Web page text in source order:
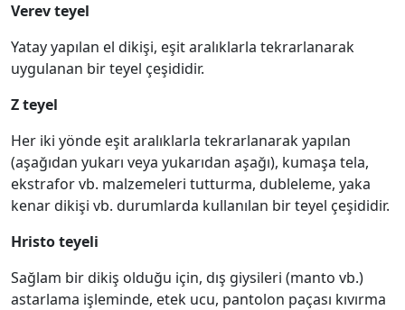
Verev teyel
Yatay yapılan el dikişi, eşit aralıklarla tekrarlanarak
uygulanan bir teyel çeşididir.
Z teyel
Her iki yönde eşit aralıklarla tekrarlanarak yapılan
(aşağıdan yukarı veya yukarıdan aşağı), kumaşa tela,
ekstrafor vb. malzemeleri tutturma, dubleleme, yaka
kenar dikişi vb. durumlarda kullanılan bir teyel çeşididir.
Hristo teyeli
Sağlam bir dikiş olduğu için, dış giysileri (manto vb.)
astarlama işleminde, etek ucu, pantolon paçası kıvırma